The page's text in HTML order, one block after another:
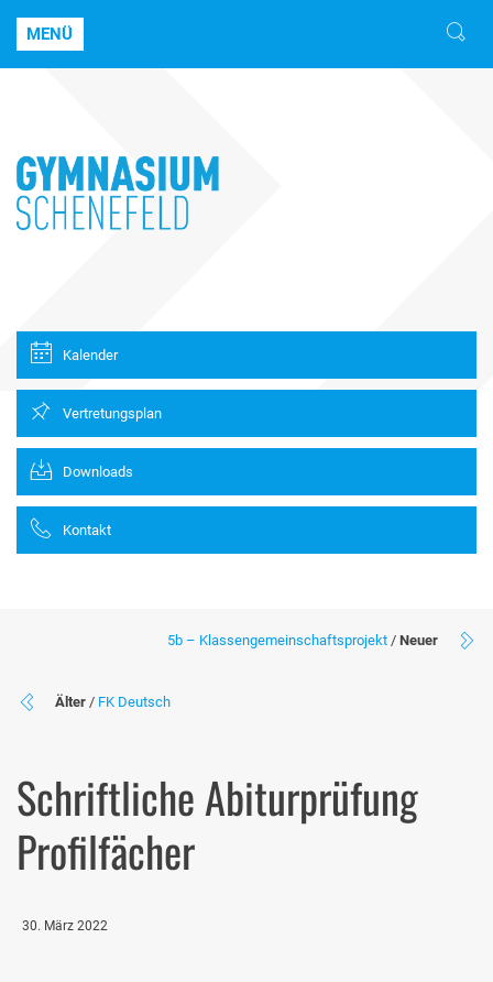
MENÜ
Kalender
Vertretungsplan
Downloads
Kontakt
5b – Klassengemeinschaftsprojekt / Neuer
Älter / FK Deutsch
Schriftliche Abiturprüfung
Profilfächer
30. März 2022